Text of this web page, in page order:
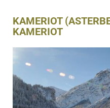
KAMERIOT
KAMERIOT